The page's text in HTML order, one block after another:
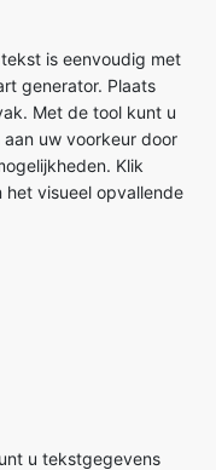
is eenvoudig met
generator. Plaats
Met de tool kunt u
uw voorkeur door
Klik
het visueel opvallende
u tekstgegevens